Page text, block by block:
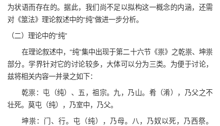
为状语而存在的。据此，我们尚不足以拟构这一概念的内涵，还需
对《筮法》理论叙述中的“纯”做进一步分析。
（二）理论中的“纯”
在理论叙述中，“纯”集中出现于第二十六节《祟》之乾祟、坤祟
部分。学界针对它的讨论较多，大体可以分为三类。为便于讨论，
兹将相关内容一并录之如下：
乾祟：屯（纯）、五，祖宗。九，乃山。肴（淆），乃父之不
壮死。莫屯（纯），乃室中，乃父。
坤祟：门、行。屯（纯），乃母。八，乃奴以死，乃西祭。